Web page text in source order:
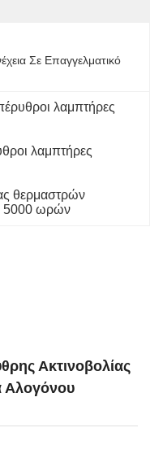
Σε Επαγγελματικό
λαμπτήρες
λαμπτήρες
θερμαστρών
5000 ωρών
Ακτινοβολίας
Αλογόνου